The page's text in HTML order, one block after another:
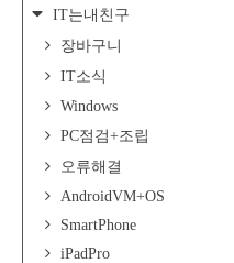
IT는내친구
장바구니
IT소식
Windows
PC점검+조립
오류해결
AndroidVM+OS
SmartPhone
iPadPro